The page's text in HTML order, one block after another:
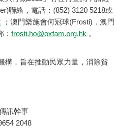
聯絡，電話：(852) 3120 5218或
；澳門樂施會何冠球(Frosti)，澳門
： frosti.ho@oxfam.org.hk 。
構，旨在推動民眾力量，消除貧
訊幹事
2048